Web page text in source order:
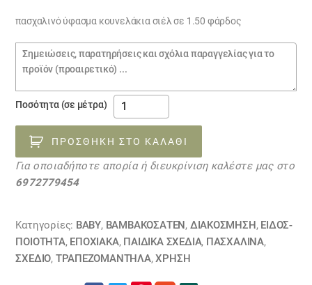
πασχαλινό ύφασμα κουνελάκια σιέλ σε 1.50 φάρδος
Σημειώσεις
παραγγελίας
Ποσότητα (σε μέτρα)
πασχαλινό
ύφασμα
κουνελάκια
σιέλ
20032024
ΠΡΟΣΘΉΚΗ ΣΤΟ ΚΑΛΆΘΙ
Για οποιαδήποτε απορία ή διευκρίνιση καλέστε μας στο
6972779454
Κατηγορίες: BABY, ΒΑΜΒΑΚΟΣΑΤΈΝ , ΔΙΑΚΟΣΜΗΣΗ , ΕΙΔΟΣ-
ΠΟΙΟΤΗΤΑ, ΕΠΟΧΙΑΚΑ, ΠΑΙΔΙΚΆ ΣΧΈΔΙΑ, ΠΑΣΧΑΛΙΝΑ,
ΣΧΕΔΙΟ, ΤΡΑΠΕΖΟΜΆΝΤΗΛΑ,ΧΡΗΣΗ